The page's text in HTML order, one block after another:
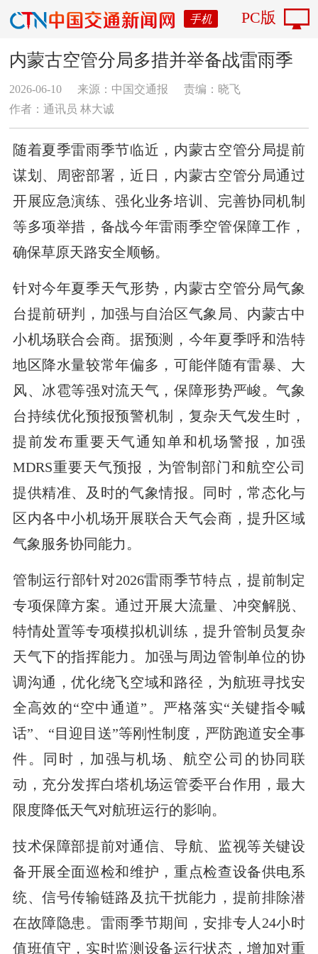
手机 PC版
内蒙古空管分局多措并举备战雷雨季
2026-06-10 来源：中国交通报
责编：晓飞
作者：通讯员 林大诚
随着夏季雷雨季节临近，内蒙古空管分局提前
谋划、周密部署，近日，内蒙古空管分局通过
开展应急演练、强化业务培训、完善协同机制
等多项举措，备战今年雷雨季空管保障工作，
确保草原天路安全顺畅。
针对今年夏季天气形势，内蒙古空管分局气象
台提前研判，加强与自治区气象局、内蒙古中
小机场联合会商。据预测，今年夏季呼和浩特
地区降水量较常年偏多，可能伴随有雷暴、大
风、冰雹等强对流天气，保障形势严峻。气象
台持续优化预报预警机制，复杂天气发生时，
提前发布重要天气通知单和机场警报，加强
MDRS重要天气预报，为管制部门和航空公司
提供精准、及时的气象情报。同时，常态化与
区内各中小机场开展联合天气会商，提升区域
气象服务协同能力。
管制运行部针对2026雷雨季节特点，提前制定
专项保障方案。通过开展大流量、冲突解脱、
特情处置等专项模拟机训练，提升管制员复杂
天气下的指挥能力。加强与周边管制单位的协
调沟通，优化绕飞空域和路径，为航班寻找安
全高效的“空中通道”。严格落实“关键指令喊
话”、“目迎目送”等刚性制度，严防跑道安全事
件。同时，加强与机场、航空公司的协同联
动，充分发挥白塔机场运管委平台作用，最大
限度降低天气对航班运行的影响。
技术保障部提前对通信、导航、监视等关键设
备开展全面巡检和维护，重点检查设备供电系
统、信号传输链路及抗干扰能力，提前排除潜
在故障隐患。雷雨季节期间，安排专人24小时
值班值守，实时监测设备运行状态，增加对重